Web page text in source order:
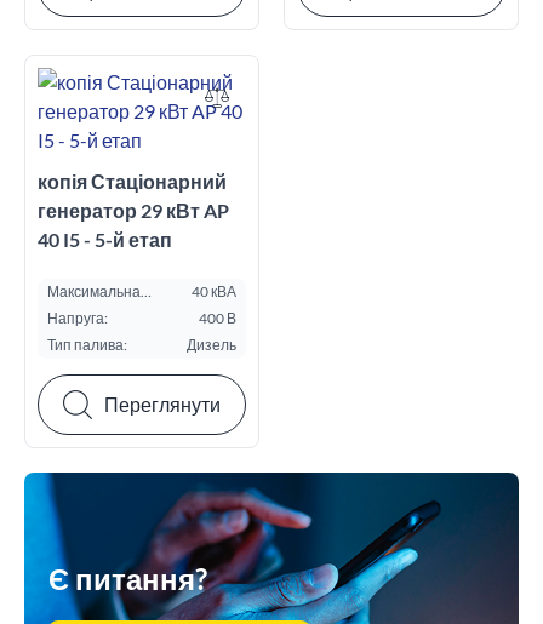
копія Стаціонарний
генератор 29 кВт AP
40 I5 - 5-й етап
Максимальна
потужність ESP, кВА:
40 кВА
Напруга:
400 В
Тип палива:
Дизель
Переглянути
Є питання?